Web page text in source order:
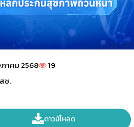
าคม 2568
19
ช.
ดาวน์โหลด